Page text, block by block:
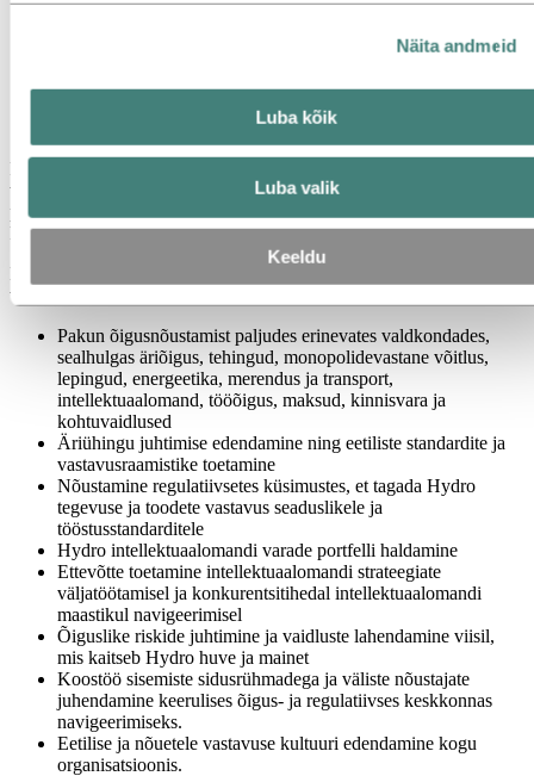
Näita andmeid
Luba kõik
Luba valik
Keeldu
Pakume strateegilist õigusnõustamist, juhime riske ja toetame
vastutustundlikku ärikäitumist kõikjal, kus tegutseme. Meie töö
põhineb aususel, vastutusel ja tervetel otsustusvõimetel, olles alati
kooskõlas meie käitumisjuhendi, eesmärgi ja väärtustega.
Meie õigus-, intellektuaalomandi ja vastavusvaldkondade raames
võivad teie kohustused hõlmata järgmist:
Pakun õigusnõustamist paljudes erinevates valdkondades,
sealhulgas äriõigus, tehingud, monopolidevastane võitlus,
lepingud, energeetika, merendus ja transport,
intellektuaalomand, tööõigus, maksud, kinnisvara ja
kohtuvaidlused
Äriühingu juhtimise edendamine ning eetiliste standardite ja
vastavusraamistike toetamine
Nõustamine regulatiivsetes küsimustes, et tagada Hydro
tegevuse ja toodete vastavus seaduslikele ja
tööstusstandarditele
Hydro intellektuaalomandi varade portfelli haldamine
Ettevõtte toetamine intellektuaalomandi strateegiate
väljatöötamisel ja konkurentsitihedal intellektuaalomandi
maastikul navigeerimisel
Õiguslike riskide juhtimine ja vaidluste lahendamine viisil,
mis kaitseb Hydro huve ja mainet
Koostöö sisemiste sidusrühmadega ja väliste nõustajate
juhendamine keerulises õigus- ja regulatiivses keskkonnas
navigeerimiseks.
Eetilise ja nõuetele vastavuse kultuuri edendamine kogu
organisatsioonis.